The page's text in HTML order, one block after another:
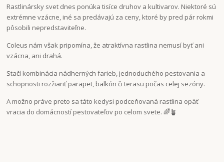
Rastlinársky svet dnes ponúka tisíce druhov a kultivarov. Niektoré sú
extrémne vzácne, iné sa predávajú za ceny, ktoré by pred pár rokmi
pôsobili nepredstaviteľne.
Coleus nám však pripomína, že atraktívna rastlina nemusí byť ani
vzácna, ani drahá.
Stačí kombinácia nádherných farieb, jednoduchého pestovania a
schopnosti rozžiariť parapet, balkón či terasu počas celej sezóny.
A možno práve preto sa táto kedysi podceňovaná rastlina opäť
vracia do domácností pestovateľov po celom svete. 🌈🪴